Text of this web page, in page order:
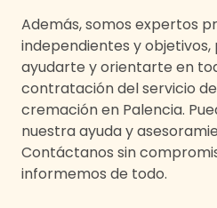
Además, somos expertos
independientes y
ayudarte y orientarte en
contratación del servicio
cremación en Palencia.
nuestra ayuda y
Contáctanos sin
informemos de todo.